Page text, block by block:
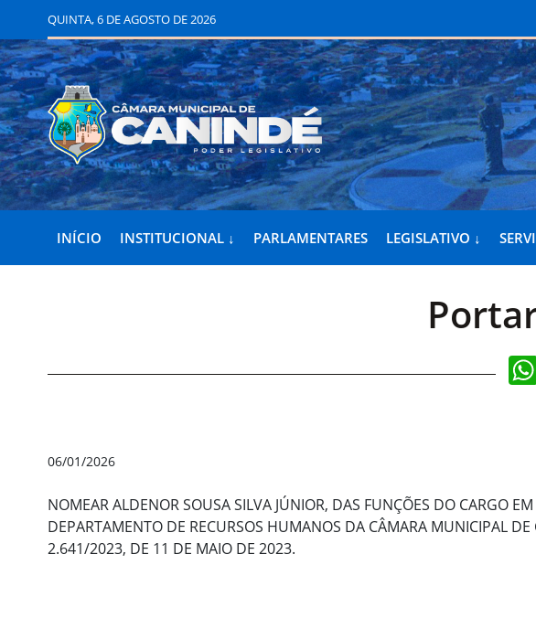
QUINTA, 6 DE AGOSTO DE 2026
INÍCIO INSTITUCIONAL ↓ PARLAMENTARES LEGISLATIVO ↓
06/01/2026
NOMEAR ALDENOR SOUSA SILVA JÚNIOR, DAS FUNÇÕES DO CARGO
DEPARTAMENTO DE RECURSOS HUMANOS DA CÂMARA MUNICIPAL
2.641/2023, DE 11 DE MAIO DE 2023.